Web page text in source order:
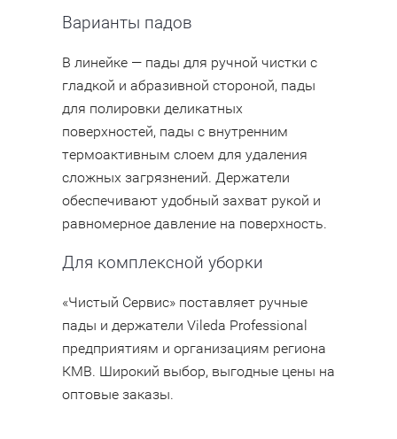
Варианты падов
В линейке — пады для ручной чистки с
гладкой и абразивной стороной, пады
для полировки деликатных
поверхностей, пады с внутренним
термоактивным слоем для удаления
сложных загрязнений. Держатели
обеспечивают удобный захват рукой и
равномерное давление на поверхность.
Для комплексной уборки
«Чистый Сервис» поставляет ручные
пады и держатели Vileda Professional
предприятиям и организациям региона
КМВ. Широкий выбор, выгодные цены на
оптовые заказы.